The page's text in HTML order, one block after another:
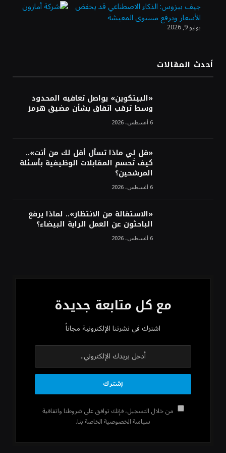
الدولار الأمريكي يتراجع قرب أدنى مستوياته
ترقب تطورات الوساطة بشأن الحرب
جيف بيزوس: الذكاء الاصطناعي قد يخفض
الأسعار ويرفع مستوى المعيشة
يوليو 9, 2026
أحدث المقالات
«البيتكوين» يواصل تعافيه المحدود
وسط ترقب اتفاق بشأن مضيق هرمز
6 أغسطس، 2026
«قل لي ماذا تسأل أقل لك من أنت»..
كيف تُحسم المقابلات الوظيفية بأسئلة
المرشحين؟
6 أغسطس، 2026
«الاستقالة من الانتظار».. لماذا يرفع
الباحثون عن العمل الراية البيضاء؟
6 أغسطس، 2026
مع كل متابعة جديدة
اشترك في نشرتنا الإلكترونية مجاناً
من خلال التسجيل، فإنك توافق على شروطنا واتفاقية
سياسة الخصوصية الخاصة بنا.